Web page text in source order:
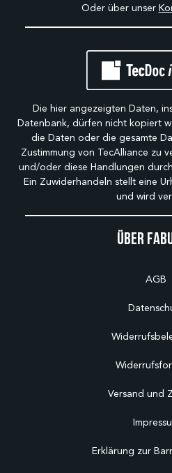
Über
AGB
Versand und
Erklärung zur
Oder über unser
Die hier angezeigten Daten,
Datenbank, dürfen nicht kopiert
die Daten oder die gesamte
Zustimmung von TecAlliance zu
und/oder diese Handlungen
Ein Zuwiderhandeln stellt eine
und wird